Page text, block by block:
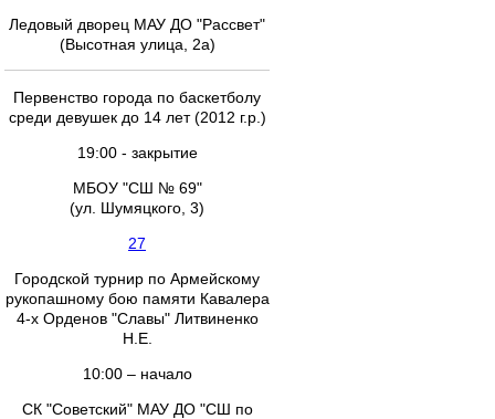
Ледовый дворец МАУ ДО "Рассвет"
(Высотная улица, 2а)
Первенство города по баскетболу
среди девушек до 14 лет (2012 г.р.)
19:00 - закрытие
МБОУ "СШ № 69"
(ул. Шумяцкого, 3)
27
Городской турнир по Армейскому
рукопашному бою памяти Кавалера
4-х Орденов "Славы" Литвиненко
Н.Е.
10:00 – начало
СК "Советский" МАУ ДО "СШ по